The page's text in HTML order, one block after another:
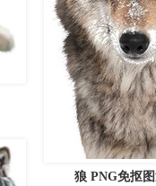
狼 PNG免抠